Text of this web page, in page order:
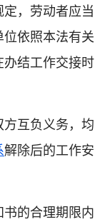
，劳动者应当
依照本法有关
结工作交接时
方互负义务，均
解除后的工作安
的合理期限内